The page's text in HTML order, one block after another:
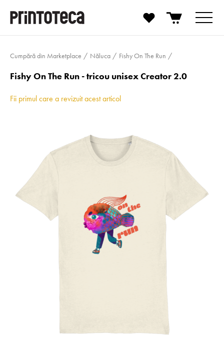
Cumpără din Marketplace Năluca Fishy On The Run
Fishy On The Run - tricou unisex Creator 2.0
Fii primul care a revizuit acest articol